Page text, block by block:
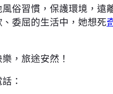
俗習慣，保護環境，遠
委屈的生活中，她想死
，旅途安然！
：